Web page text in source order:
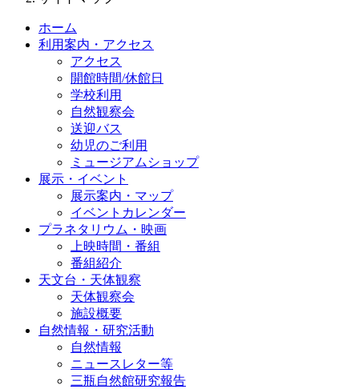
ホーム
利用案内・アクセス
アクセス
開館時間/休館日
学校利用
自然観察会
送迎バス
幼児のご利用
ミュージアムショップ
展示・イベント
展示案内・マップ
イベントカレンダー
プラネタリウム・映画
上映時間・番組
番組紹介
天文台・天体観察
天体観察会
施設概要
自然情報・研究活動
自然情報
ニュースレター等
三瓶自然館研究報告